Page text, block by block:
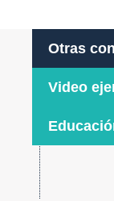
Otras
Video